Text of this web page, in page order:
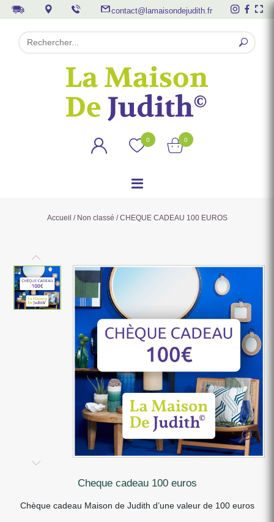
contact@lamaisondejudith.fr
0 0
Accueil / Non classé / CHEQUE CADEAU 100 EUROS
cheque cadeau 100 euros
Chèque cadeau Maison de Judith d’une valeur de 100 euros